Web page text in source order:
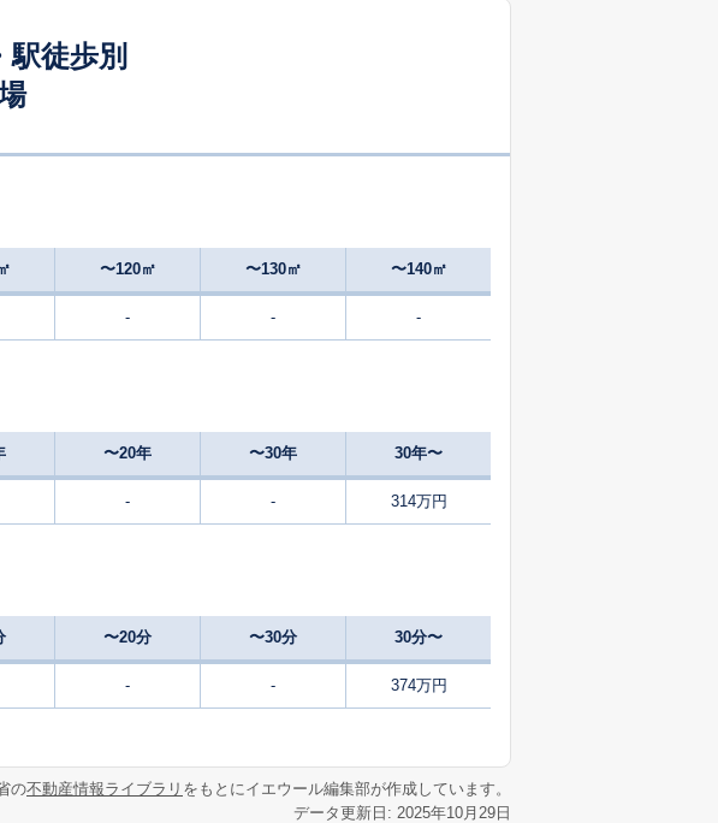
徒歩別
〜120㎡ 〜130㎡ 〜140㎡
- - -
〜20年 〜30年 30年〜
- - 314万円
〜20分 〜30分 30分〜
- - 374万円
の不動産情報ライブラリ をもとにイエウール編集部が作成しています。
データ更新日: 2025年10月29日